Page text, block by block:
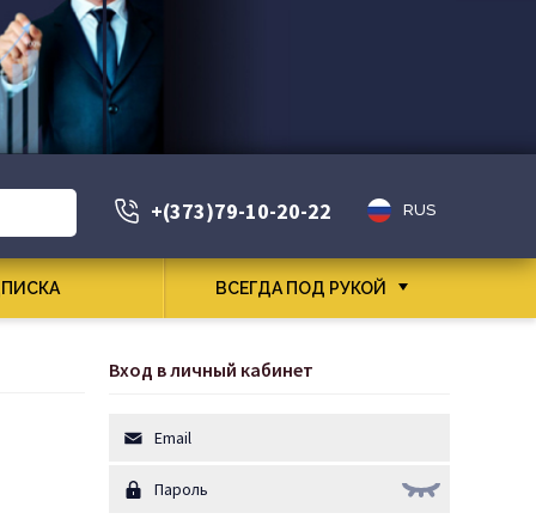
+(373)79-10-20-22 RUS
ВСЕГДА ПОД РУКОЙ
Вход в личный кабинет